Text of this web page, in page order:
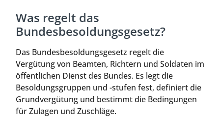
Was regelt das
Bundesbesoldungsgesetz?
Das Bundesbesoldungsgesetz regelt die
Vergütung von Beamten, Richtern und Soldaten im
öffentlichen Dienst des Bundes. Es legt die
Besoldungsgruppen und -stufen fest, definiert die
Grundvergütung und bestimmt die Bedingungen
für Zulagen und Zuschläge.